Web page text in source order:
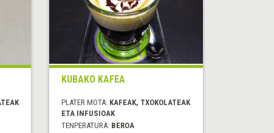
KUBAKO KAFEA
PLATER MOTA: KAFEAK, TXOKOLATEAK
ETA INFUSIOAK
TENPERATURA: BEROA